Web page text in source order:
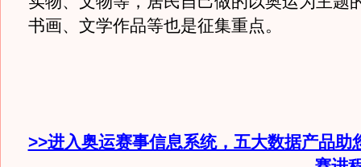
书画、文学作品等也是征集重点。
>>进入奥运赛事信息系统，五大数据产品助